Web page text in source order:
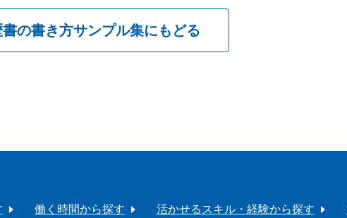
の書き方サンプル集にもどる
働く時間から探す 活かせるスキル・経験から探す